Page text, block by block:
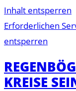
Inhalt entsperren
Erforderlichen
entsperren
KREISE